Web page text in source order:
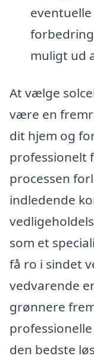
muligt ud
At vælge
være en
dit hjem og
professionelt
processen
indledende
som et
få ro i sindet
vedvarende
grønnere
den bedste